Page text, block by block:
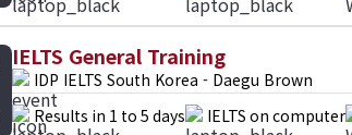
IELTS General Training
IDP IELTS South Korea - Daegu Brown
Results in 1 to 5 days
IELTS on computer